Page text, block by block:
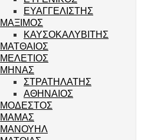
ΕΥΑΓΓΕΛΙΣΤΗΣ
ΜΑΞΙΜΟΣ
ΚΑΥΣΟΚΑΛΥΒΙΤΗΣ
ΜΑΤΘΑΙΟΣ
ΜΕΛΕΤΙΟΣ
ΜΗΝΑΣ
ΣΤΡΑΤΗΛΑΤΗΣ
ΑΘΗΝΑΙΟΣ
ΜΟΔΕΣΤΟΣ
ΜΑΜΑΣ
ΜΑΝΟΥΗΛ